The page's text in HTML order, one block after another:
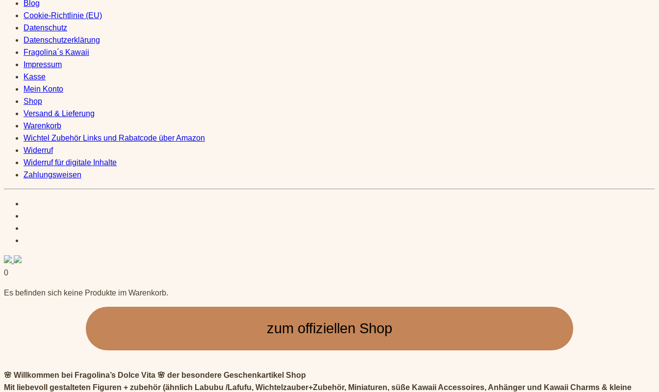
Blog
Cookie-Richtlinie (EU)
Datenschutz
Datenschutzerklärung
Fragolina´s Kawaii
Impressum
Kasse
Mein Konto
Shop
Versand & Lieferung
Warenkorb
Wichtel Zubehör Links und Rabatcode über Amazon
Widerruf
Widerruf für digitale Inhalte
Zahlungsweisen
0
Es befinden sich keine Produkte im Warenkorb.
zum offiziellen Shop
🌸 Willkommen bei Fragolina’s Dolce Vita 🌸 der besondere Geschenkartikel Shop
Mit liebevoll gestalteten Figuren + zubehör (ähnlich Labubu /Lafufu, Wichtelzauber+Zubehör, Miniaturen, süße Kawaii Accessoires, Anhänger und Kawaii Charms & kleine